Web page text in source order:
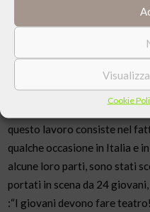
Cookie
moderatrice Silvia Guidi,
al Teatro
rappresentazione teatrale
spettacolo consiste nella
scrittrice (“La figlia di
questo lavoro consiste nel
qualche occasione in Italia e
alcune loro parti, sono stati
portati in scena da 24
:“I giovani devono fare